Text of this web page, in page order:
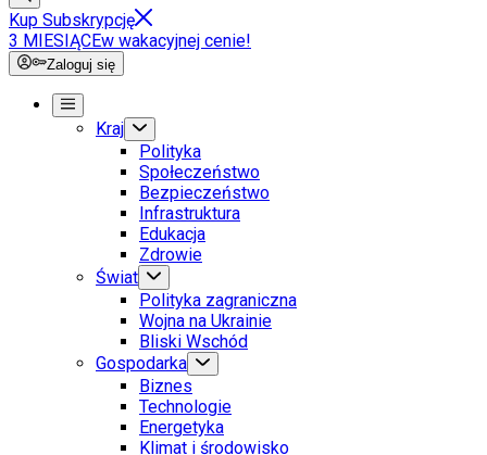
Kup Subskrypcję
3 MIESIĄCEw wakacyjnej cenie!
Zaloguj się
Kraj
Polityka
Społeczeństwo
Bezpieczeństwo
Infrastruktura
Edukacja
Zdrowie
Świat
Polityka zagraniczna
Wojna na Ukrainie
Bliski Wschód
Gospodarka
Biznes
Technologie
Energetyka
Klimat i środowisko